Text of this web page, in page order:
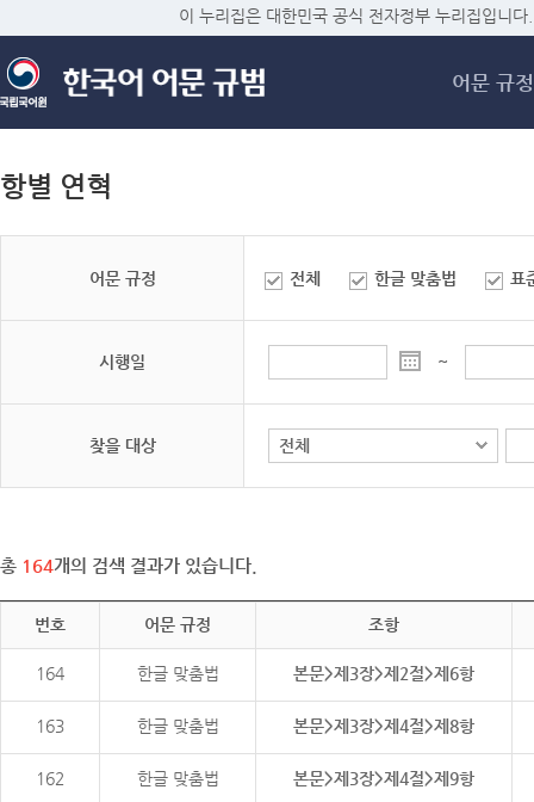
메
이 누리집은 대한민국 공식 전자정부 누리집입니다.
어문 규정
항별 연혁
어문 규정 전체 한글 맞춤법 표
시행일 ~
찾을 대상
총 164개의 검색 결과가 있습니다.
번호 어문 규정 조항
164 한글 맞춤법 본문>제3장>제2절>제6항
163 한글 맞춤법 본문>제3장>제4절>제8항
162 한글 맞춤법 본문>제3장>제4절>제9항